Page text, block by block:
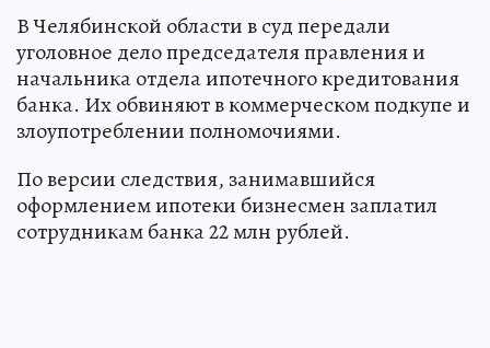
В Челябинской области в суд передали
уголовное дело председателя правления и
начальника отдела ипотечного кредитования
банка. Их обвиняют в коммерческом подкупе и
злоупотреблении полномочиями.
По версии следствия, занимавшийся
оформлением ипотеки бизнесмен заплатил
сотрудникам банка 22 млн рублей.